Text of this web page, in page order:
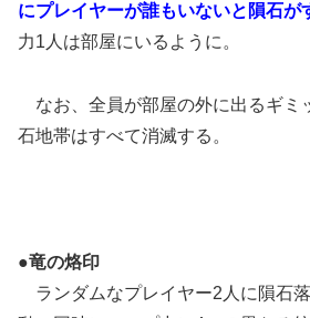
にプレイヤーが誰もいないと隕石が
力1人は部屋にいるように。
なお、全員が部屋の外に出るギミ
石地帯はすべて消滅する。
●竜の烙印
ランダムなプレイヤー2人に隕石